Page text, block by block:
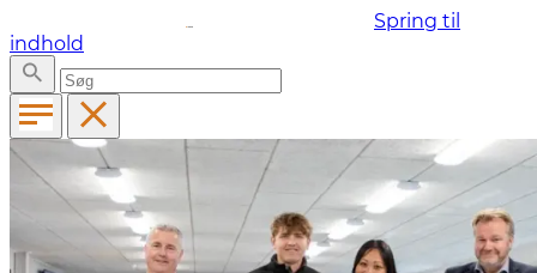
Spring til
indhold